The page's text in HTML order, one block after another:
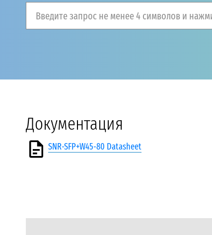
Введите запрос не менее 4 символов и
Документация
SNR-SFP+W45-80 Datasheet